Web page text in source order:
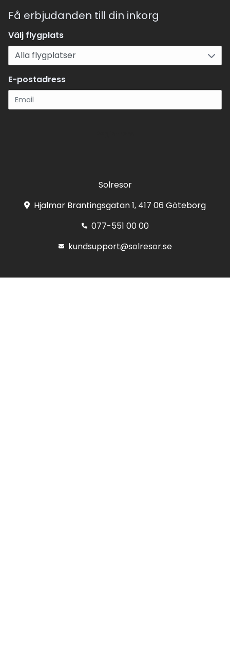
Få erbjudanden till din inkorg
Välj flygplats
E-postadress
Solresor
Hjalmar Brantingsgatan 1, 417 06 Göteborg
077-551 00 00
kundsupport@solresor.se